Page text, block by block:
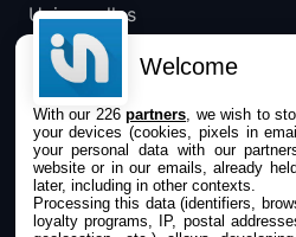
Universelles
Mac
Apple TV
IPHONEADDICT
Actualité Apple
Welcome
With our 226partners , we wish to
your devices (cookies, pixels in
your personal data with our
website or in our emails, already
later, including in other contexts.
Processing this data (identifiers,
loyalty programs, IP, postal